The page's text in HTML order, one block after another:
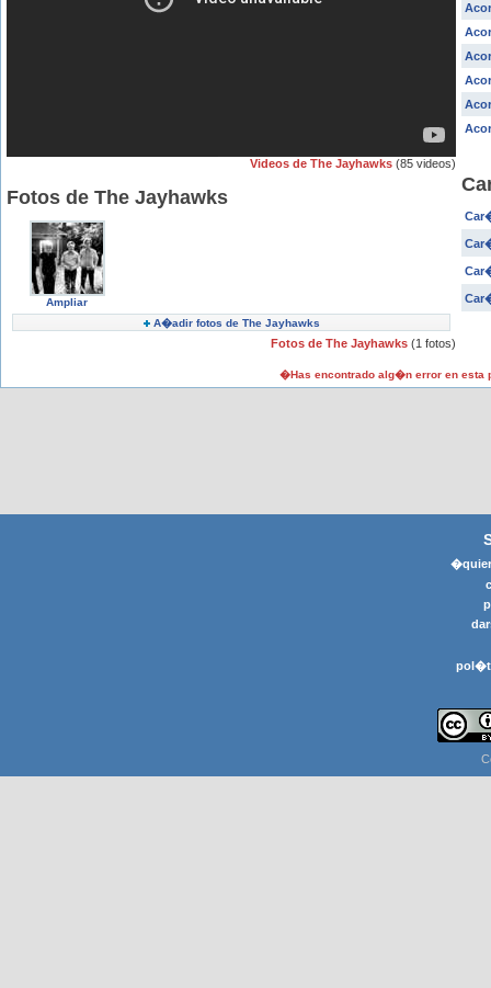
Videos de The Jayhawks (85 videos)
Fotos de The Jayhawks
Ampliar
A�adir fotos de The Jayhawks
Fotos de The Jayhawks (1 fotos)
�Has encontrado alg�n error en esta